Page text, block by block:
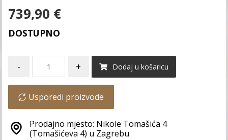
739,90 €
DOSTUPNO
- + Dodaj u košaricu
Usporedi proizvode
Prodajno mjesto: Nikole Tomašića 4
(Tomašićeva 4) u Zagrebu